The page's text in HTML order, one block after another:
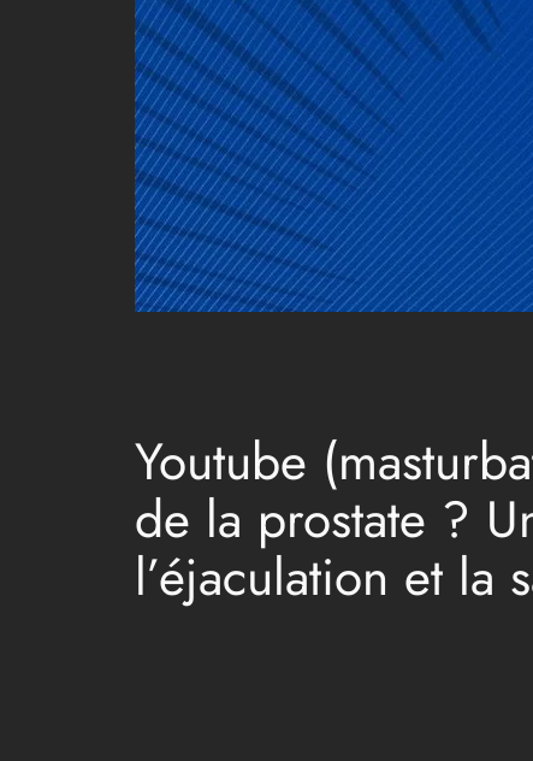
Youtube
de la prostate ?
l’éjaculation et la